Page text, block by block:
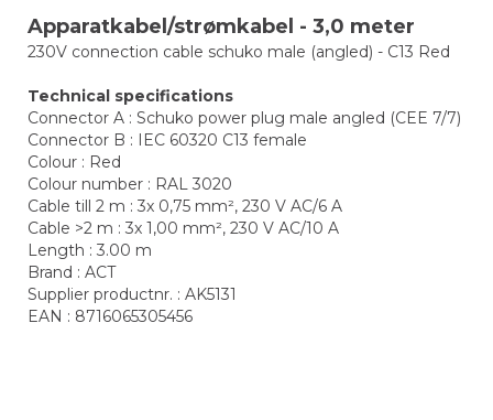
Apparatkabel/strømkabel - 3,0 meter
230V connection cable schuko male (angled) - C13 Red
Technical specifications
Connector A : Schuko power plug male angled (CEE 7/7)
Connector B : IEC 60320 C13 female
Colour : Red
Colour number : RAL 3020
Cable till 2 m : 3x 0,75 mm², 230 V AC/6 A
Cable >2 m : 3x 1,00 mm², 230 V AC/10 A
Length : 3.00 m
Brand : ACT
Supplier productnr. : AK5131
EAN : 8716065305456